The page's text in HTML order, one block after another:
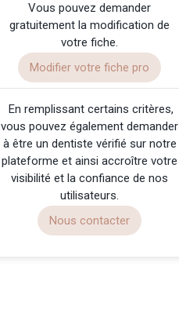
Vous pouvez demander
gratuitement la modification de
votre fiche.
Modifier votre fiche pro
️ En remplissant certains critères,
vous pouvez également demander
à être un dentiste vérifié sur notre
plateforme et ainsi accroître votre
visibilité et la confiance de nos
utilisateurs.
Nous contacter